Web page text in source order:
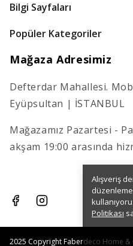
Alışveriş
Politikası
Bilgi Sayfaları
Popüler Kategoriler
Mağaza Adresimiz
Defterdar Mahallesi.
Eyüpsultan | İSTANBUL
Mağazamız Pazartesi -
akşam 19:00 arasında
2025 Copyright Faberdeco Home &